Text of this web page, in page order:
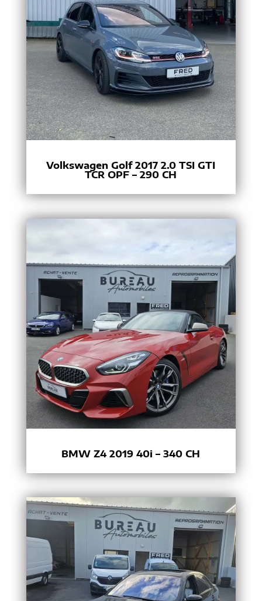
Volkswagen Golf 2017 2.0 TSI GTI
TCR OPF – 290 CH
BMW Z4 2019 40i – 340 CH